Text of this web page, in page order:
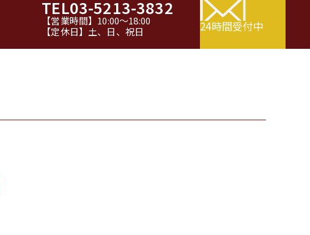
TEL03-5213-3832
【営業時間】10:00～18:00
【定休日】土、日、祝日
24時間受付中